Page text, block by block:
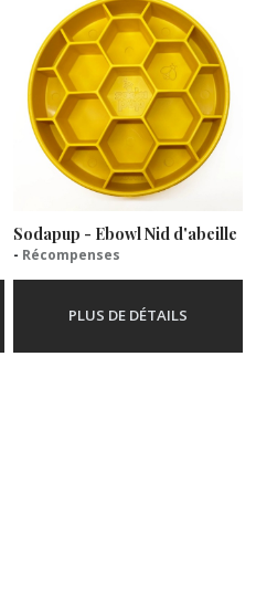
Sodapup - Ebowl Nid d'abeille
- Récompenses
PLUS DE DÉTAILS